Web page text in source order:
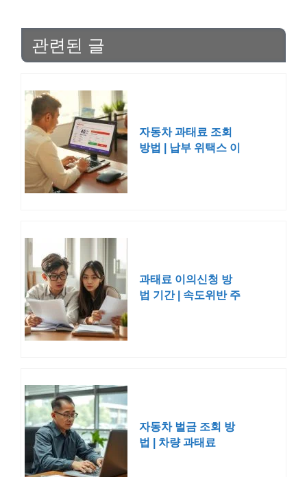
관련된 글
자동차 과태료 조회
방법 | 납부 위택스 이
과태료 이의신청 방
법 기간 | 속도위반 주
자동차 벌금 조회 방
법 | 차량 과태료